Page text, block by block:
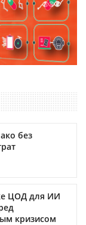
без
ЦОД для ИИ
кризисом